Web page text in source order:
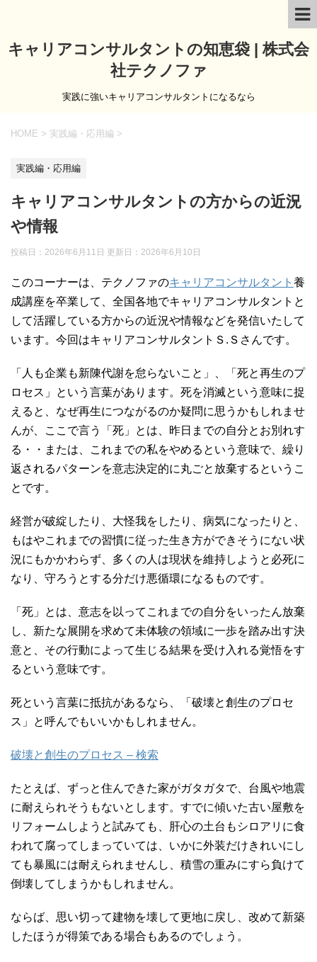
キャリアコンサルタントの知恵袋 | 株式会
社テクノファ
実践に強いキャリアコンサルタントになるなら
HOME > 実践編・応用編 >
実践編・応用編
キャリアコンサルタントの方からの近況
や情報
投稿日：2026年6月11日 更新日： 2026年6月10日
このコーナーは、テクノファのキャリアコンサルタント 養
成講座を卒業して、全国各地でキャリアコンサルタントと
して活躍している方からの近況や情報などを発信いたして
います。今回はキャリアコンサルタントＳ.Ｓさんです。
「人も企業も新陳代謝を怠らないこと」、「死と再生のプ
ロセス」という言葉があります。死を消滅という意味に捉
えると、なぜ再生につながるのか疑問に思うかもしれませ
んが、ここで言う「死」とは、昨日までの自分とお別れす
る・・または、これまでの私をやめるという意味で、繰り
返されるパターンを意志決定的に丸ごと放棄するというこ
とです。
経営が破綻したり、大怪我をしたり、病気になったりと、
もはやこれまでの習慣に従った生き方ができそうにない状
況にもかかわらず、多くの人は現状を維持しようと必死に
なり、守ろうとする分だけ悪循環になるものです。
「死」とは、意志を以ってこれまでの自分をいったん放棄
し、新たな展開を求めて未体験の領域に一歩を踏み出す決
意と、その行動によって生じる結果を受け入れる覚悟をす
るという意味です。
死という言葉に抵抗があるなら、「破壊と創生のプロセ
ス」と呼んでもいいかもしれません。
破壊と創生のプロセス – 検索
たとえば、ずっと住んできた家がガタガタで、台風や地震
に耐えられそうもないとします。すでに傾いた古い屋敷を
リフォームしようと試みても、肝心の土台もシロアリに食
われて腐ってしまっていては、いかに外装だけきれいにし
ても暴風には耐えられませんし、積雪の重みにすら負けて
倒壊してしまうかもしれません。
ならば、思い切って建物を壊して更地に戻し、改めて新築
したほうが得策である場合もあるのでしょう。